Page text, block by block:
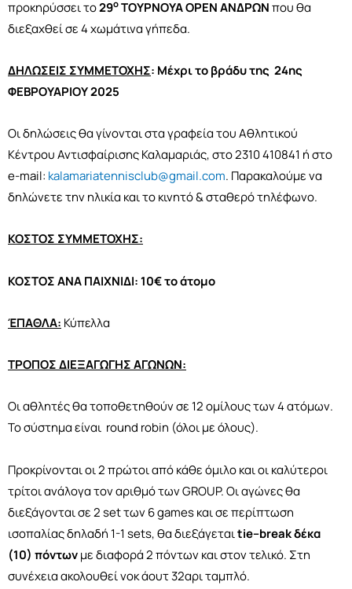
προκηρύσσει το29ο ΤΟΥΡΝΟΥΑOPENΑΝΔΡΩΝπου θα
διεξαχθεί σε 4 χωμάτινα γήπεδα.
ΔΗΛΩΣΕΙΣ ΣΥΜΜΕΤΟΧΗΣ: Μέχρι το βράδυ της 24ης
ΦΕΒΡΟΥΑΡΙΟΥ 2025
Οι δηλώσεις θα γίνονται στα γραφεία του Αθλητικού
Κέντρου Αντισφαίρισης Καλαμαριάς, στο 2310 410841 ή στο
e-mail: kalamariatennisclub@gmail.com. Παρακαλούμε να
δηλώνετε την ηλικία και το κινητό & σταθερό τηλέφωνο.
ΚΟΣΤΟΣ ΣΥΜΜΕΤΟΧΗΣ:
ΚΟΣΤΟΣ ΑΝΑ ΠΑΙΧΝΙΔΙ: 10€ το άτομο
ΈΠΑΘΛΑ: Κύπελλα
ΤΡΟΠΟΣ ΔΙΕΞΑΓΩΓΗΣ ΑΓΩΝΩΝ:
Οι αθλητές θα τοποθετηθούν σε 12 ομίλους των 4 ατόμων.
Το σύστημα είναι round robin (όλοι με όλους).
Προκρίνονται οι 2 πρώτοι από κάθε όμιλο και οι καλύτεροι
τρίτοι ανάλογα τον αριθμό των GROUP. Οι αγώνες θα
διεξάγονται σε 2 set των 6 games και σε περίπτωση
ισοπαλίας δηλαδή 1-1 sets, θα διεξάγεταιtie–breakδέκα
(10) πόντωνμε διαφορά 2 πόντων και στον τελικό. Στη
συνέχεια ακολουθεί νοκ άουτ 32αρι ταμπλό.